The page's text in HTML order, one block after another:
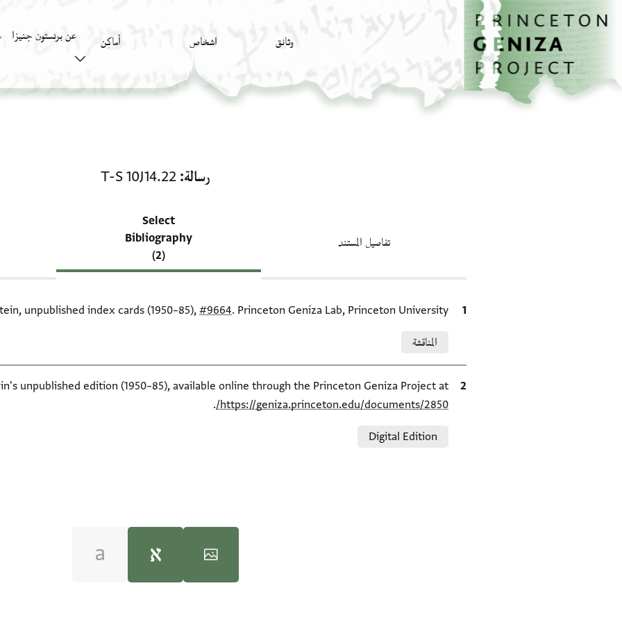
تخطي إلى المحتوى الرئيسي
الصفحة الرئيسية
وثائق اشخاص أَماكِن عن برنستون جنيزا
رسالة T-S 10J14.22
تفاصيل المستند
Select
Bibliography
(2)
الاقتباس المرجعي unpublished index cards (1950–85), #9664. Princeton Geniza Lab, Princeton University.
المناقشة
الاقتباس المرجعي
unpublished edition (1950–85), available online through the Princeton Geniza Project at
https://geniza.princeton.edu/documents/2850/
.
Digital Edition